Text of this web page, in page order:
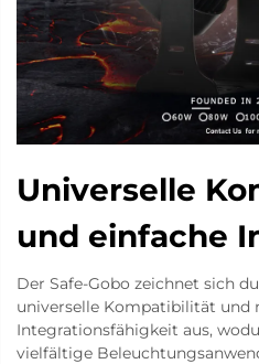
Universelle
und einfache
Der Safe-Gobo zeichnet sich
universelle Kompatibilität und
Integrationsfähigkeit aus,
vielfältige